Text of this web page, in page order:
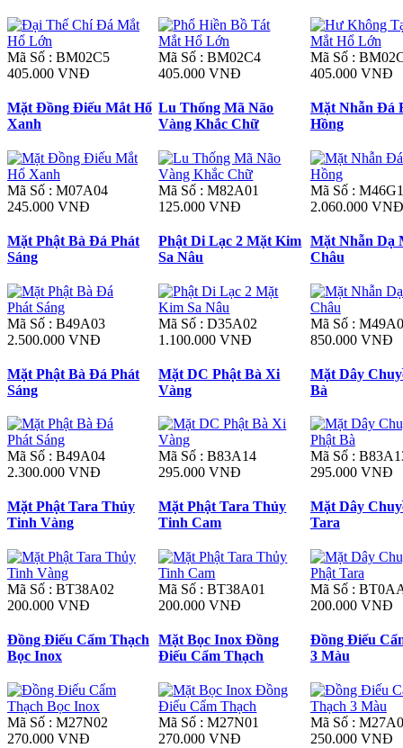
Mã Số : BM02C5
405.000 VNĐ
Mã Số : BM02C4
405.000 VNĐ
Mã Số :
405.000 VNĐ
Mặt Đồng Điếu Mắt Hổ
Xanh
Mã Số : M07A04
245.000 VNĐ
Lu Thống Mã Não
Vàng Khắc Chữ
Mã Số : M82A01
125.000 VNĐ
Mặt Nhẫn Đá
Hồng
Mã Số :
2.060.000 VNĐ
Mặt Phật Bà Đá Phát
Sáng
Mã Số : B49A03
2.500.000 VNĐ
Phật Di Lạc 2 Mặt Kim
Sa Nâu
Mã Số : D35A02
1.100.000 VNĐ
Mặt Nhẫn Dạ
Châu
Mã Số :
850.000 VNĐ
Mặt Phật Bà Đá Phát
Sáng
Mã Số : B49A04
2.300.000 VNĐ
Mặt DC Phật Bà Xi
Vàng
Mã Số : B83A14
295.000 VNĐ
Mặt Dây
Bà
Mã Số :
295.000 VNĐ
Mặt Phật Tara Thủy
Tinh Vàng
Mã Số : BT38A02
200.000 VNĐ
Mặt Phật Tara Thủy
Tinh Cam
Mã Số : BT38A01
200.000 VNĐ
Mặt Dây
Tara
Mã Số :
200.000 VNĐ
Đồng Điếu Cẩm Thạch
Bọc Inox
Mã Số : M27N02
270.000 VNĐ
Mặt Bọc Inox Đồng
Điếu Cẩm Thạch
Mã Số : M27N01
270.000 VNĐ
Đồng Điếu
3 Màu
Mã Số :
250.000 VNĐ